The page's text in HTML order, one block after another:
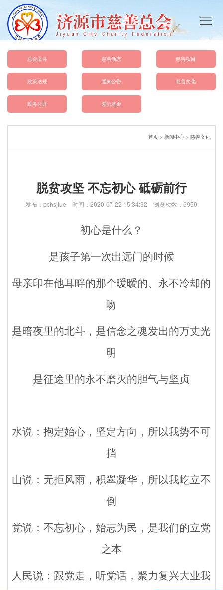
态
法
会
爱
总会文件 慈善动态 慈善项目
政策法规 通知公告 慈善文化
政务公开 爱心基金
首页 > 新闻中心 > 慈善文化
脱贫攻坚 不忘初心 砥砺前行
发布：pchsjtue 时间：2020-07-22 15:34:32 浏览次数：6950
初心是什么？
是孩子第一次出远门的时候
母亲印在他耳畔的那个暧暧的、永不冷却的
吻
是暗夜里的北斗，是信念之魂发出的万丈光
明
是征途里的永不磨灭的胆气与坚贞
水说：抱定始心，坚定方向，所以我势不可
挡
山说：无拒风雨，积翠凝华，所以我屹立不
倒
党说：不忘初心，始志为民，是我们的立党
之本
人民说：跟党走，听党话，聚力复兴大业我